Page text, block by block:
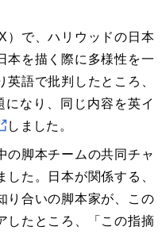
）で、ハリウッドの日本
本を描く際に多様性を一
語で批判したところ、
なり、同じ内容を英イ
しました。
の脚本チームの共同チャ
た。日本が関係する、
り合いの脚本家が、この
したところ、「この指摘